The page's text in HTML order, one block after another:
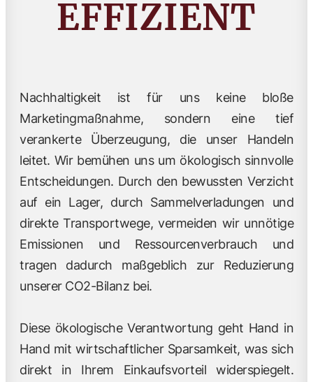
EFFIZIENT
Nachhaltigkeit ist für uns keine bloße
Marketingmaßnahme, sondern eine tief
verankerte Überzeugung, die unser Handeln
leitet. Wir bemühen uns um ökologisch sinnvolle
Entscheidungen. Durch den bewussten Verzicht
auf ein Lager, durch Sammelverladungen und
direkte Transportwege, vermeiden wir unnötige
Emissionen und Ressourcenverbrauch und
tragen dadurch maßgeblich zur Reduzierung
unserer CO2-Bilanz bei.
Diese ökologische Verantwortung geht Hand in
Hand mit wirtschaftlicher Sparsamkeit, was sich
direkt in Ihrem Einkaufsvorteil widerspiegelt.